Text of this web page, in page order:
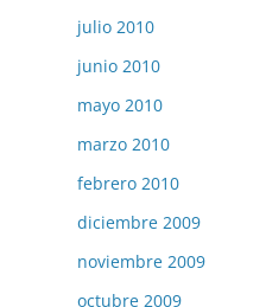
julio 2010
junio 2010
mayo 2010
marzo 2010
febrero 2010
diciembre 2009
noviembre 2009
octubre 2009